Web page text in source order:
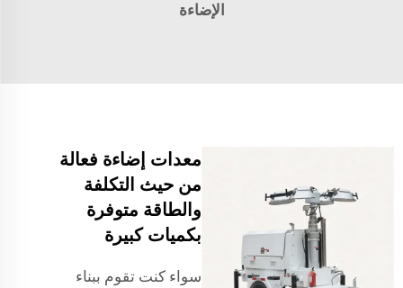
الإضاءة
معدات إضاءة فعالة
من حيث التكلفة
والطاقة متوفرة
بكميات كبيرة
سواء كنت تقوم ببناء